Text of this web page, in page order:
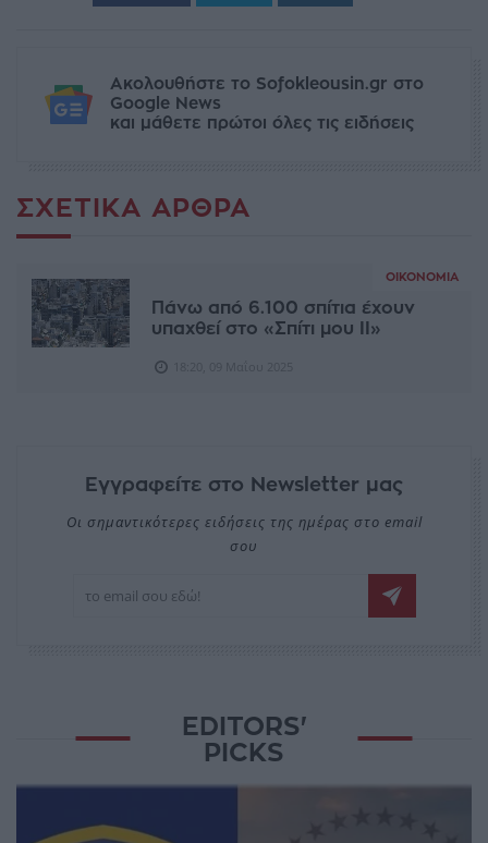
Ακολουθήστε το Sofokleousin.gr στο
Google News
και μάθετε πρώτοι όλες τις ειδήσεις
ΣΧΕΤΙΚΆ ΆΡΘΡΑ
ΟΙΚΟΝΟΜΊΑ
Πάνω από 6.100 σπίτια έχουν
υπαχθεί στο «Σπίτι μου ΙΙ»
Εγγραφείτε στο Newsletter μας
Οι σημαντικότερες ειδήσεις της ημέρας στο email
σου
EDITORS'
PICKS